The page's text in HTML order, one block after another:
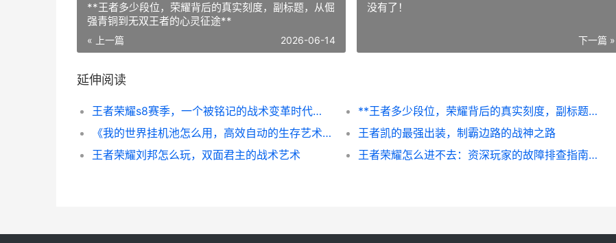
**王者多少段位，荣耀背后的真实刻度，副标题，从倔
强青铜到无双王者的心灵征途**
« 上一篇 2026-06-14
没有了！
下一篇 »
延伸阅读
王者荣耀s8赛季，一个被铭记的战术变革时代，副标题，旧神黄昏与新王启程
**王者多少段位，荣耀背后的真实刻度，副标题，从倔强青铜到无双王者的心灵征途**
《我的世界挂机池怎么用，高效自动的生存艺术》，副标题：从原理到实战的完整指南
王者凯的最强出装，制霸边路的战神之路
王者荣耀刘邦怎么玩，双面君主的战术艺术
王者荣耀怎么进不去：资深玩家的故障排查指南，副标题：当登录界面成为最终BOSS。